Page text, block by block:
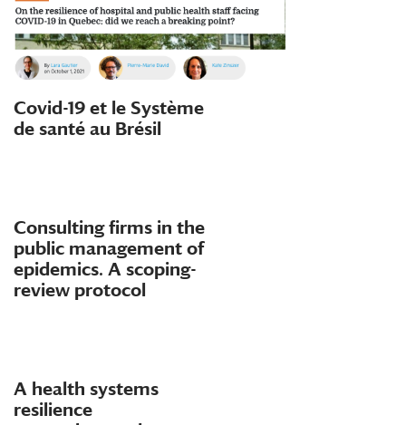
Covid-19 et le Système
de santé au Brésil
Consulting firms in the
public management of
epidemics. A scoping-
review protocol
A health systems
resilience